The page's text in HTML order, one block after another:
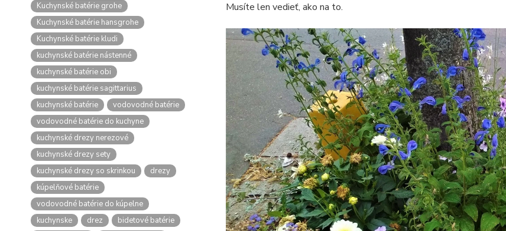
Kuchynské batérie grohe
Kuchynské batérie hansgrohe
Kuchynské batérie kludi
kuchynské batérie nástenné
kuchynské batérie obi
kuchynské batérie sagittarius
kuchynské batérie
vodovodné batérie
vodovodné batérie do kuchyne
kuchynské drezy nerezové
kuchynské drezy sety
kuchynské drezy so skrinkou
drezy
kúpelňové batérie
vodovodné batérie do kúpelne
kuchynske
drez
bidetové batérie
Musíte len vedieť, ako na to.